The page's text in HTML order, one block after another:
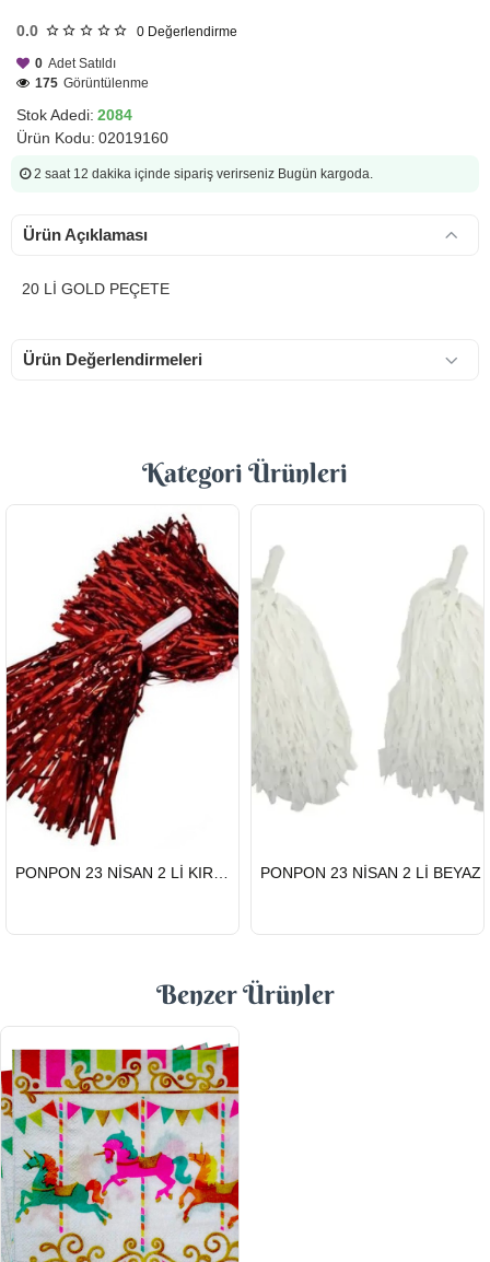
0.0 0 Değerlendirme
Stok Adedi: 2084
Ürün Kodu: 02019160
0 Adet Satıldı
175 Görüntülenme
2 saat 12 dakika içinde sipariş verirseniz Bugün kargoda.
Ürün Açıklaması
20 Lİ GOLD PEÇETE
Ürün Değerlendirmeleri
Kategori Ürünleri
HIZLI
GÖNDERİ
PONPON 23 NİSAN 2 Lİ KIRMIZI
HIZLI
GÖNDERİ
PONPON 23 NİSAN 2 Lİ BEYAZ
Benzer Ürünler